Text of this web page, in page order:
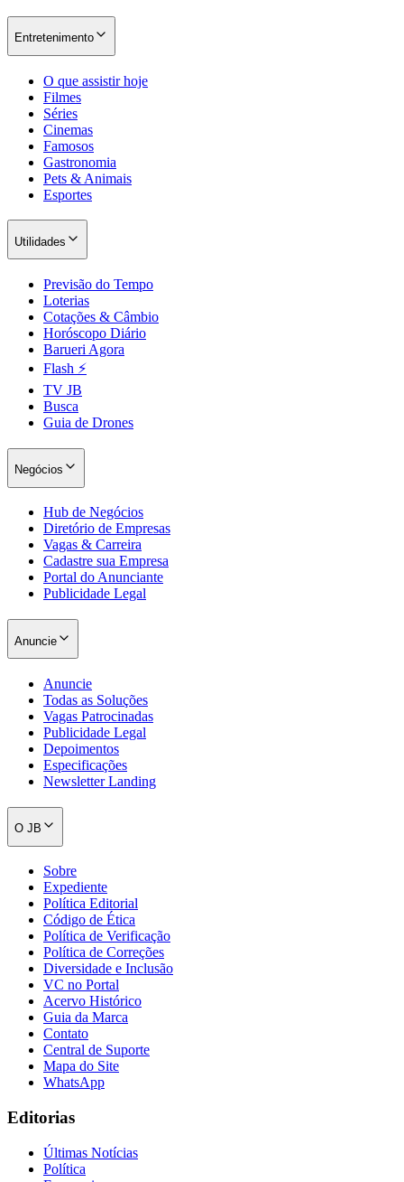
Santos
Flamengo
Entretenimento
O que assistir hoje
Filmes
Séries
Cinemas
Famosos
Gastronomia
Pets & Animais
Esportes
Utilidades
Previsão do Tempo
Loterias
Cotações & Câmbio
Horóscopo Diário
Barueri Agora
Flash ⚡
TV JB
Busca
Guia de Drones
Negócios
Hub de Negócios
Diretório de Empresas
Vagas & Carreira
Cadastre sua Empresa
Portal do Anunciante
Publicidade Legal
Anuncie
Anuncie
Todas as Soluções
Vagas Patrocinadas
Publicidade Legal
Depoimentos
Especificações
Newsletter Landing
O JB
Sobre
Expediente
Política Editorial
Código de Ética
Política de Verificação
Política de Correções
Diversidade e Inclusão
VC no Portal
Acervo Histórico
Guia da Marca
Contato
Central de Suporte
Mapa do Site
WhatsApp
Editorias
Últimas Notícias
Política